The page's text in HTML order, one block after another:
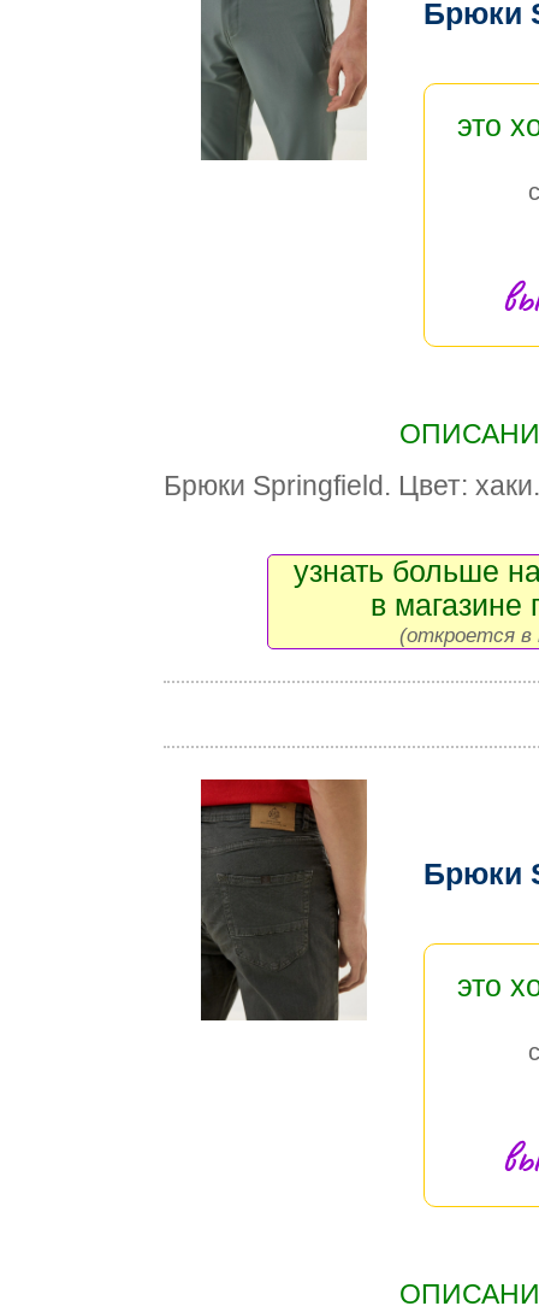
Брюки
это
Брюки Springfield. Цвет:
узнать больше
в магазине
(откроется в
Брюки
это